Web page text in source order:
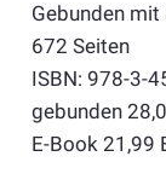
Gebunden
672 Seiten
ISBN: 978-3-
gebunden
E-Book 21,99